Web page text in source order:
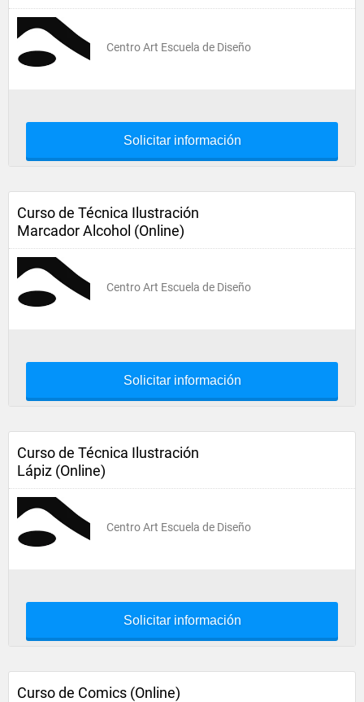
Centro Art Escuela de Diseño
Solicitar información
Curso de Técnica Ilustración
Marcador Alcohol (Online)
Centro Art Escuela de Diseño
Solicitar información
Curso de Técnica Ilustración
Lápiz (Online)
Centro Art Escuela de Diseño
Solicitar información
Curso de Comics (Online)